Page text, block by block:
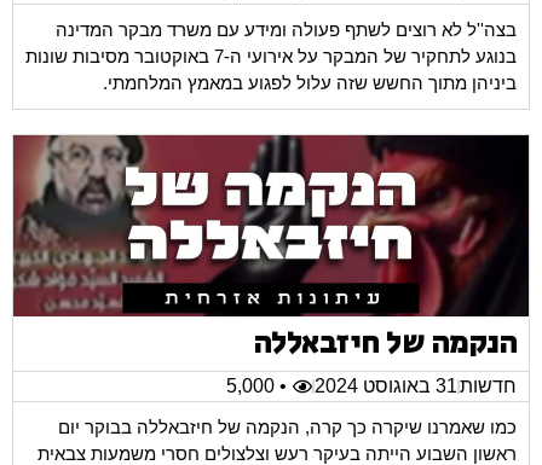
בצה''ל לא רוצים לשתף פעולה ומידע עם משרד מבקר המדינה
בנוגע לתחקיר של המבקר על אירועי ה-7 באוקטובר מסיבות שונות
ביניהן מתוך החשש שזה עלול לפגוע במאמץ המלחמתי.
הנקמה של חיזבאללה
חדשות31 באוגוסט 2024
• 5,000
כמו שאמרנו שיקרה כך קרה, הנקמה של חיזבאללה בבוקר יום
ראשון השבוע הייתה בעיקר רעש וצלצולים חסרי משמעות צבאית